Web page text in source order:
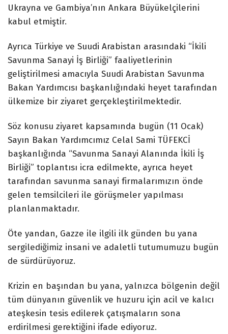
Ukrayna ve Gambiya’nın Ankara Büyükelçilerini
kabul etmiştir.
Ayrıca Türkiye ve Suudi Arabistan arasındaki “İkili
Savunma Sanayi İş Birliği” faaliyetlerinin
geliştirilmesi amacıyla Suudi Arabistan Savunma
Bakan Yardımcısı başkanlığındaki heyet tarafından
ülkemize bir ziyaret gerçekleştirilmektedir.
Söz konusu ziyaret kapsamında bugün (11 Ocak)
Sayın Bakan Yardımcımız Celal Sami TÜFEKCİ
başkanlığında “Savunma Sanayi Alanında İkili İş
Birliği” toplantısı icra edilmekte, ayrıca heyet
tarafından savunma sanayi firmalarımızın önde
gelen temsilcileri ile görüşmeler yapılması
planlanmaktadır.
Öte yandan, Gazze ile ilgili ilk günden bu yana
sergilediğimiz insani ve adaletli tutumumuzu bugün
de sürdürüyoruz.
Krizin en başından bu yana, yalnızca bölgenin değil
tüm dünyanın güvenlik ve huzuru için acil ve kalıcı
ateşkesin tesis edilerek çatışmaların sona
erdirilmesi gerektiğini ifade ediyoruz.